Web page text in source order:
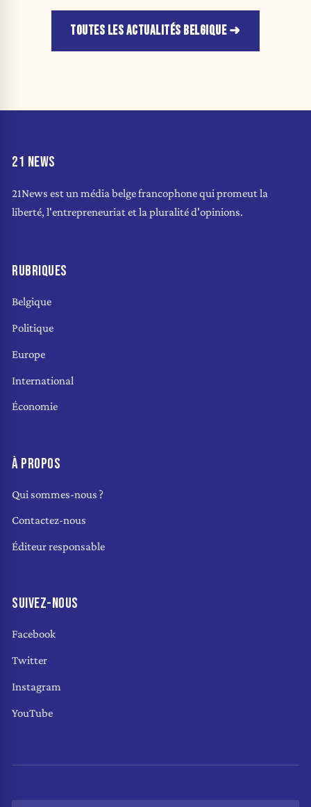
TOUTES LES ACTUALITÉS BELGIQUE
21 NEWS
21News est un média belge francophone qui promeut la
liberté, l'entrepreneuriat et la pluralité d'opinions.
RUBRIQUES
Belgique
Politique
Europe
International
Économie
À PROPOS
Qui sommes-nous ?
Contactez-nous
Éditeur responsable
SUIVEZ-NOUS
Facebook
Twitter
Instagram
YouTube